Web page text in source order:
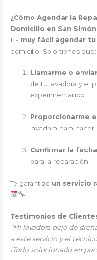
¿Cómo Agendar la
Domicilio en San
Es muy fácil agendar
domicilio. Solo tienes que:
Llamarme o
de tu lavadora y el
experimentando.
Proporcionarme
lavadora para
Confirmar la
para la reparación.
Te garantizo un servicio
Testimonios de
“Mi lavadora dejó de
a este servicio y el
¡Todo solucionado en